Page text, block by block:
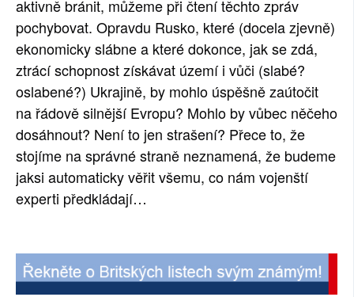
aktivně bránit, můžeme při čtení těchto zpráv
pochybovat. Opravdu Rusko, které (docela zjevně)
ekonomicky slábne a které dokonce, jak se zdá,
ztrácí schopnost získávat území i vůči (slabé?
oslabené?) Ukrajině, by mohlo úspěšně zaútočit
na řádově silnější Evropu? Mohlo by vůbec něčeho
dosáhnout? Není to jen strašení? Přece to, že
stojíme na správné straně neznamená, že budeme
jaksi automaticky věřit všemu, co nám vojenští
experti předkládají…